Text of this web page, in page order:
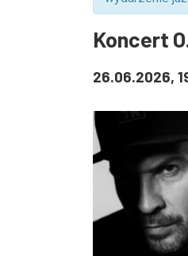
Koncert
26.06.2026,